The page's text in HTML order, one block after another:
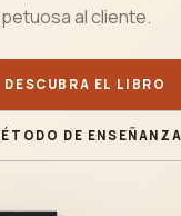
al cliente.
DESCUBRA EL LIBRO
DE ENSEÑANZA